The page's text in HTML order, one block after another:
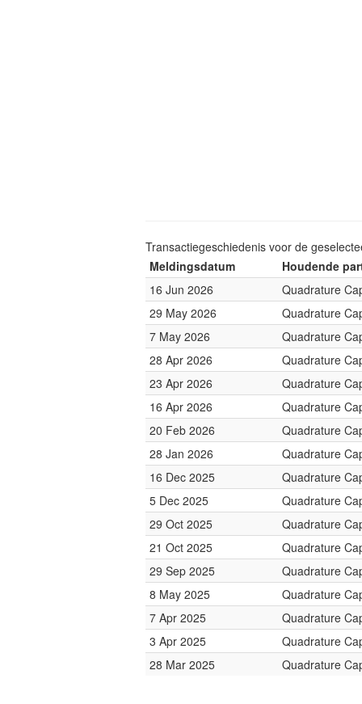
Transactiegeschiedenis voor de
Meldingsdatum
Houdende
16 Jun 2026
Quadrature
29 May 2026
Quadrature
7 May 2026
Quadrature
28 Apr 2026
Quadrature
23 Apr 2026
Quadrature
16 Apr 2026
Quadrature
20 Feb 2026
Quadrature
28 Jan 2026
Quadrature
16 Dec 2025
Quadrature
5 Dec 2025
Quadrature
29 Oct 2025
Quadrature
21 Oct 2025
Quadrature
29 Sep 2025
Quadrature
8 May 2025
Quadrature
7 Apr 2025
Quadrature
3 Apr 2025
Quadrature
28 Mar 2025
Quadrature